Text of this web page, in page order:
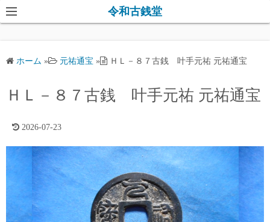
コ
ン
プ
令和古銭堂
ホーム » 元祐通宝 » ＨＬ－８７古銭 叶手元祐 元祐通宝
ＨＬ－８７古銭 叶手元祐 元祐通宝
2026-07-23